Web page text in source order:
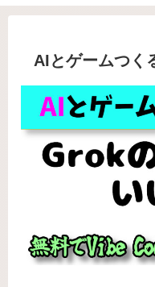
AIとゲームつく